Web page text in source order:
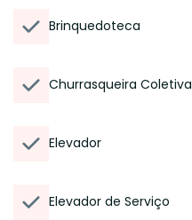
Brinquedoteca
Churrasqueira Coletiva
Elevador
Elevador de Serviço